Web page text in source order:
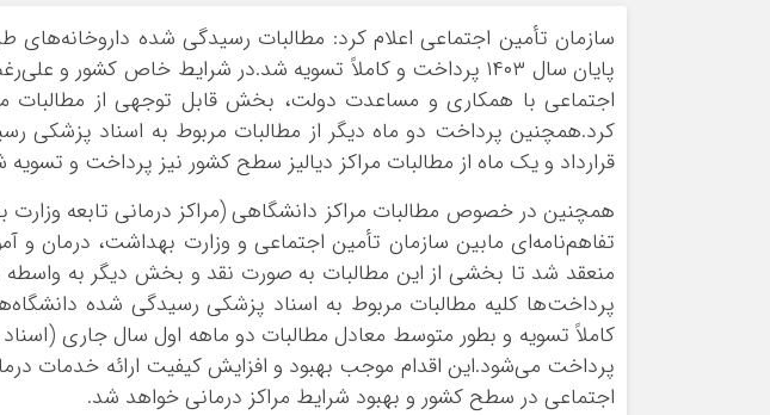
بلیط اتوبوس
مسیرهای نجف به کربلا
سازمان تأمین اجتماعی اعلام کرد: مطالبات رسیدگی شده داروخانه‌های
پایان سال ۱۴۰۳ پرداخت و کاملاً تسویه شد.در شرایط خاص کشور
اجتماعی با همکاری و مساعدت دولت، بخش قابل توجهی از مطالبات
کرد.همچنین پرداخت دو ماه دیگر از مطالبات مربوط به اسناد
قرارداد و یک ماه از مطالبات مراکز دیالیز سطح کشور نیز پرداخت و
منعقد شد تا بخشی از این مطالبات به صورت نقد و بخش دیگر به واسطه
کاملاً تسویه و بطور متوسط معادل مطالبات دو ماهه اول سال جاری
پرداخت می‌شود.این اقدام موجب بهبود و افزایش کیفیت ارائه خدمات
اجتماعی در سطح کشور و بهبود شرایط مراکز درمانی خواهد شد.